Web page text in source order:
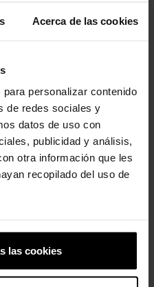
Acerca de las cookies
personalizar contenido
de redes sociales y
datos de uso con
publicidad y análisis,
otra información que les
recopilado del uso de
las cookies
mesma